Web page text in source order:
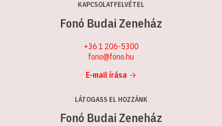
KAPCSOLATFELVÉTEL
Fonó Budai Zeneház
+36 1 206-5300
fono@fono.hu
E-mail írása
LÁTOGASS EL HOZZÁNK
Fonó Budai Zeneház